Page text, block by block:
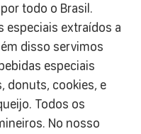
todo o Brasil.
especiais extraídos a
disso servimos
especiais
donuts, cookies, e
Todos os
No nosso